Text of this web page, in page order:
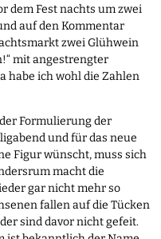
dem Fest nachts um zwei
auf den Kommentar
zwei Glühwein
mit angestrengter
habe ich wohl die Zahlen
Formulierung der
und für das neue
Figur wünscht, muss sich
macht die
gar nicht mehr so
fallen auf die Tücken
sind davor nicht gefeit.